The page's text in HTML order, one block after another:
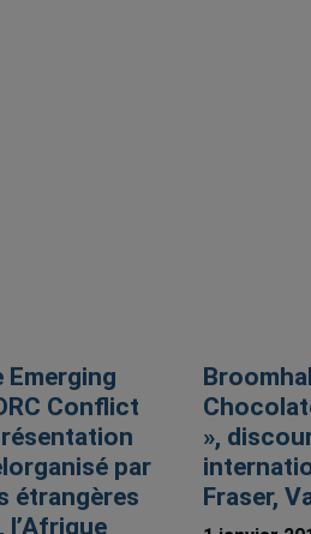
Emerging
Conflict
par
étrangères
l’Afrique
»,
Fraser,